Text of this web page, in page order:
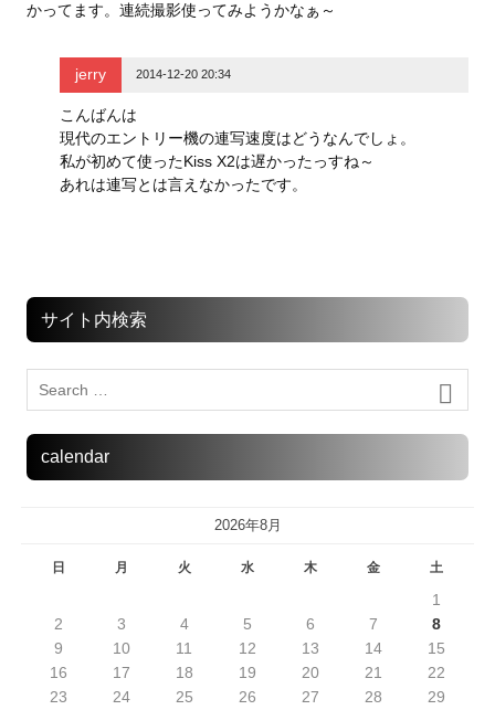
かってます。連続撮影使ってみようかなぁ～
jerry 2014-12-20 20:34
こんばんは
現代のエントリー機の連写速度はどうなんでしょ。
私が初めて使ったKiss X2は遅かったっすね～
あれは連写とは言えなかったです。
サイト内検索
calendar
2026年8月
日 月 火 水 木 金 土
1
2
3 4 5 6 7
8
9
10 11 12 13 14
15
16
17 18 19 20 21
22
23
24 25 26 27 28
29